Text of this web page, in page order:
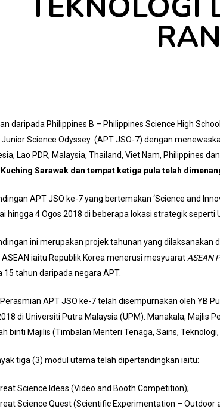
daripada Philippines B – Philippines Science High
Science Odyssey (APT JSO-7) dengan
Lao PDR, Malaysia, Thailand, Viet Nam, Philippines
Sarawak dan tempat ketiga pula telah
APT JSO ke-7 yang bertemakan ‘Science and
hingga 4 Ogos 2018 di beberapa lokasi strategik seperti
ini merupakan projek tahunan yang dilaksanakan
ASEAN iaitu Republik Korea menerusi mesyuarat ASEAN
15 tahun daripada negara APT.
APT JSO ke-7 telah disempurnakan oleh YB
di Universiti Putra Malaysia (UPM). Manakala, Majlis
binti Majilis (Timbalan Menteri Tenaga, Sains,
tiga (3) modul utama telah dipertandingkan iaitu:
Science Ideas (Video and Booth Competition);
Science Quest (Scientific Experimentation – Outdoor